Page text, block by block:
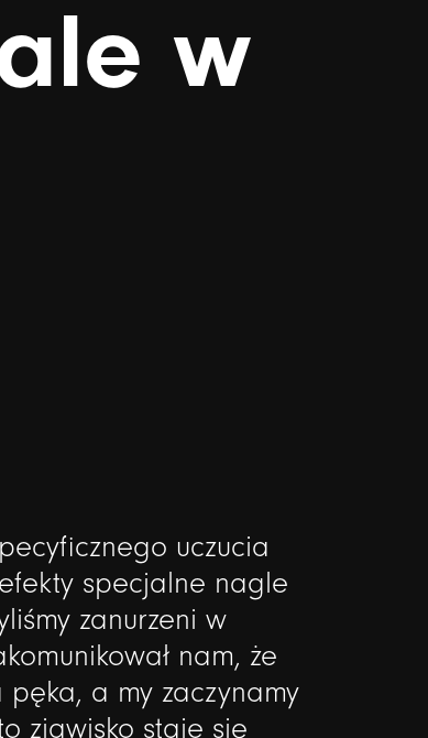
w
uczucia
efekty specjalne nagle
zanurzeni w
nam, że
pęka, a my zaczynamy
zjawisko staje się